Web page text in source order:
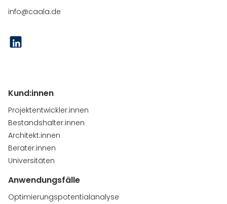
info@caala.de
Kund:innen
Projektentwickler:innen
Bestandshalter:innen
Architekt:innen
Berater:innen
Universitäten
Anwendungsfälle
Optimierungspotentialanalyse